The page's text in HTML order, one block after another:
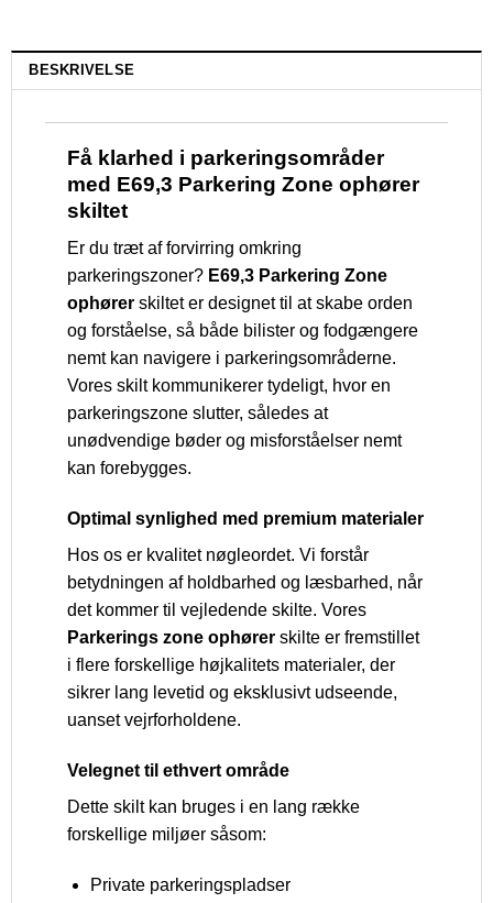
BESKRIVELSE
Få klarhed i parkeringsområder
med E69,3 Parkering Zone ophører
skiltet
Er du træt af forvirring omkring
parkeringszoner? E69,3 Parkering Zone
ophører skiltet er designet til at skabe orden
og forståelse, så både bilister og fodgængere
nemt kan navigere i parkeringsområderne.
Vores skilt kommunikerer tydeligt, hvor en
parkeringszone slutter, således at
unødvendige bøder og misforståelser nemt
kan forebygges.
Optimal synlighed med premium materialer
Hos os er kvalitet nøgleordet. Vi forstår
betydningen af holdbarhed og læsbarhed, når
det kommer til vejledende skilte. Vores
Parkerings zone ophører skilte er fremstillet
i flere forskellige højkalitets materialer, der
sikrer lang levetid og eksklusivt udseende,
uanset vejrforholdene.
Velegnet til ethvert område
Dette skilt kan bruges i en lang række
forskellige miljøer såsom:
Private parkeringspladser